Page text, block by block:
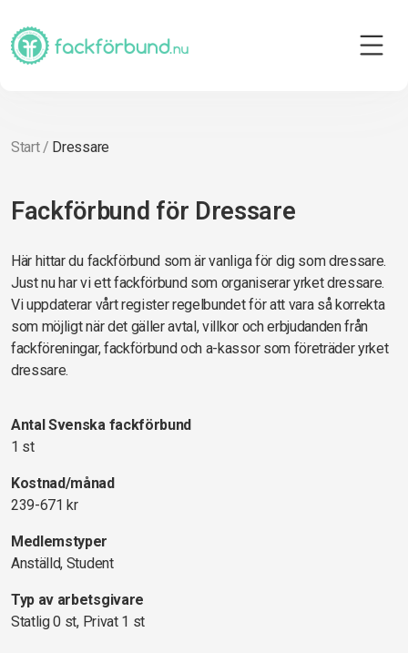
Start/ Dressare
Fackförbund för Dressare
Här hittar du fackförbund som är vanliga för dig som dressare.
Just nu har vi ett fackförbund som organiserar yrket dressare.
Vi uppdaterar vårt register regelbundet för att vara så korrekta
som möjligt när det gäller avtal, villkor och erbjudanden från
fackföreningar, fackförbund och a-kassor som företräder yrket
dressare.
Antal Svenska fackförbund
1 st
Kostnad/månad
239-671 kr
Medlemstyper
Anställd, Student
Typ av arbetsgivare
Statlig 0 st, Privat 1 st